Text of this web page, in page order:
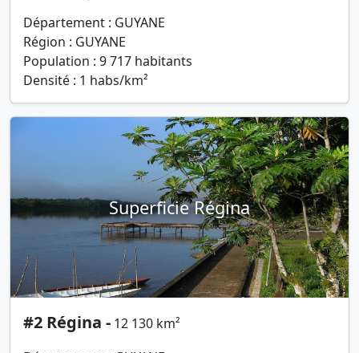
Département : GUYANE
Région : GUYANE
Population : 9 717 habitants
Densité : 1 habs/km²
Superficie Régina
#2 Régina - 12 130 km²